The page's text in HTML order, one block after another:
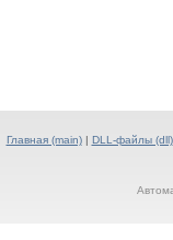
Главная (main)| DLL-файлы (dll)